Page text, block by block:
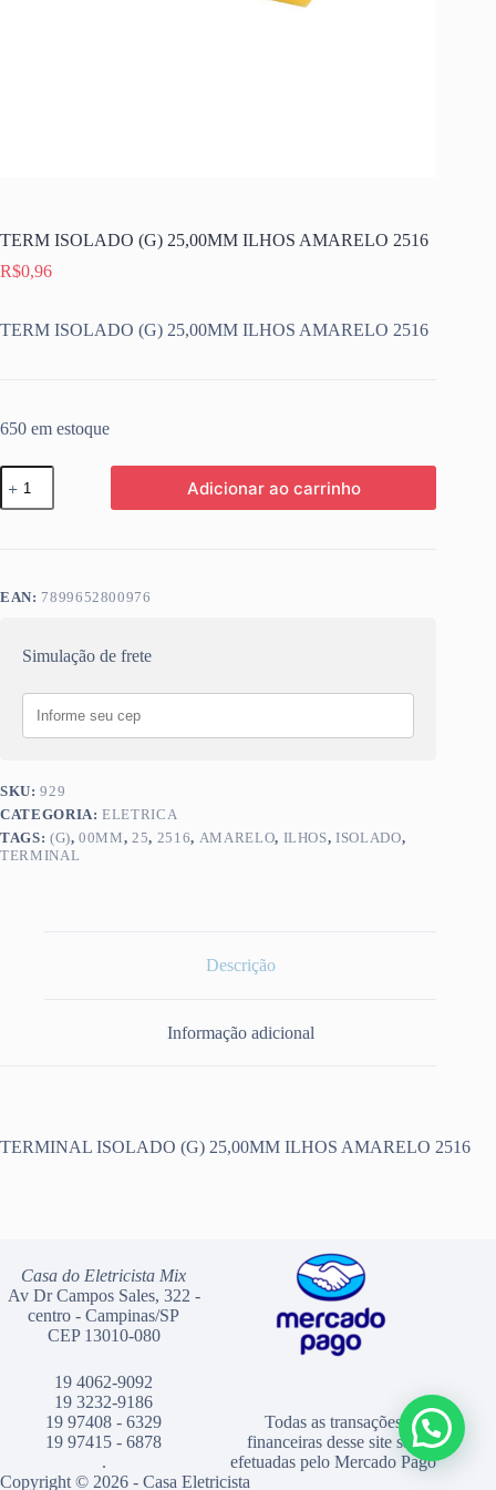
TERM ISOLADO (G) 25,00MM ILHOS AMARELO 2516
R$0,96
TERM ISOLADO (G) 25,00MM ILHOS AMARELO 2516
650 em estoque
TERM
ISOLADO
(G)
quantidade
Adicionar ao carrinho
EAN: 7899652800976
Simulação de frete
SKU:929
CATEGORIA:ELETRICA
TAGS: (G),00MM,25, 2516, AMARELO, ILHOS,ISOLADO,
TERMINAL
Descrição
Informação adicional
TERMINAL ISOLADO (G) 25,00MM ILHOS AMARELO 2516
Casa do Eletricista Mix
Av Dr Campos Sales, 322 -
centro - Campinas/SP
CEP 13010-080
19 4062-9092
19 3232-9186
19 97408 - 6329
19 97415 - 6878
.
Todas as transações
financeiras desse site são
efetuadas pelo Mercado Pago
Copyright © 2026 - Casa Eletricista